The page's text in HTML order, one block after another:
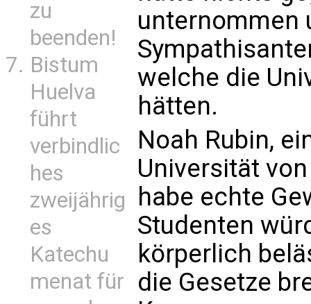
zu
beenden!
Bistum
Huelva
führt
verbindlic
hes
zweijährig
es
Katechu
menat für
unternommen
welche die
hätten.
Noah Rubin,
Universität
habe echte
Studenten
körperlich
die Gesetze